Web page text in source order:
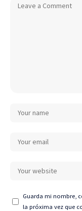
Guarda mi nombre,
la próxima vez que